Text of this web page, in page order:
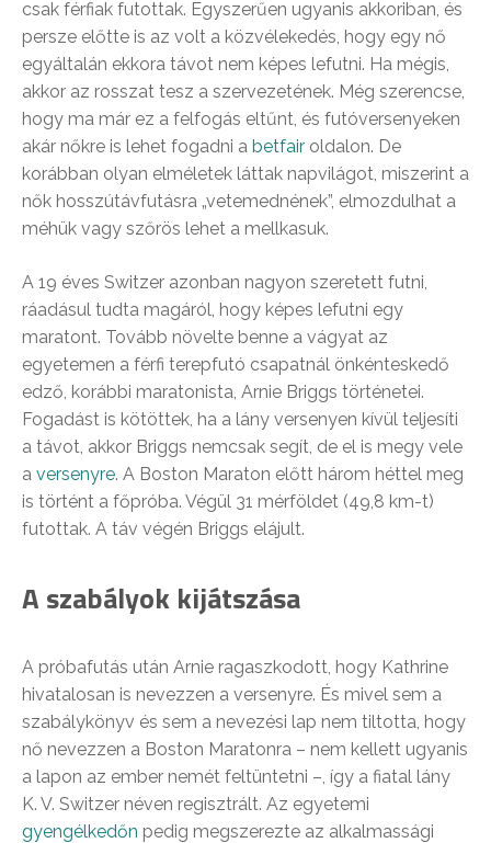
csak férfiak futottak. Egyszerűen ugyanis akkoriban, és
persze előtte is az volt a közvélekedés, hogy egy nő
egyáltalán ekkora távot nem képes lefutni. Ha mégis,
akkor az rosszat tesz a szervezetének. Még szerencse,
hogy ma már ez a felfogás eltűnt, és futóversenyeken
akár nőkre is lehet fogadni a betfair oldalon. De
korábban olyan elméletek láttak napvilágot, miszerint a
nők hosszútávfutásra „vetemednének”, elmozdulhat a
méhük vagy szőrös lehet a mellkasuk.
A 19 éves Switzer azonban nagyon szeretett futni,
ráadásul tudta magáról, hogy képes lefutni egy
maratont. Tovább növelte benne a vágyat az
egyetemen a férfi terepfutó csapatnál önkénteskedő
edző, korábbi maratonista, Arnie Briggs történetei.
Fogadást is kötöttek, ha a lány versenyen kívül teljesíti
a távot, akkor Briggs nemcsak segít, de el is megy vele
a versenyre. A Boston Maraton előtt három héttel meg
is történt a főpróba. Végül 31 mérföldet (49,8 km-t)
futottak. A táv végén Briggs elájult.
A szabályok kijátszása
A próbafutás után Arnie ragaszkodott, hogy Kathrine
hivatalosan is nevezzen a versenyre. És mivel sem a
szabálykönyv és sem a nevezési lap nem tiltotta, hogy
nő nevezzen a Boston Maratonra – nem kellett ugyanis
a lapon az ember nemét feltüntetni –, így a fiatal lány
K. V. Switzer néven regisztrált. Az egyetemi
gyengélkedőn pedig megszerezte az alkalmassági